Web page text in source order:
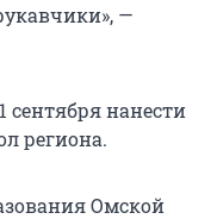
—
сентября нанести
региона.
Омской